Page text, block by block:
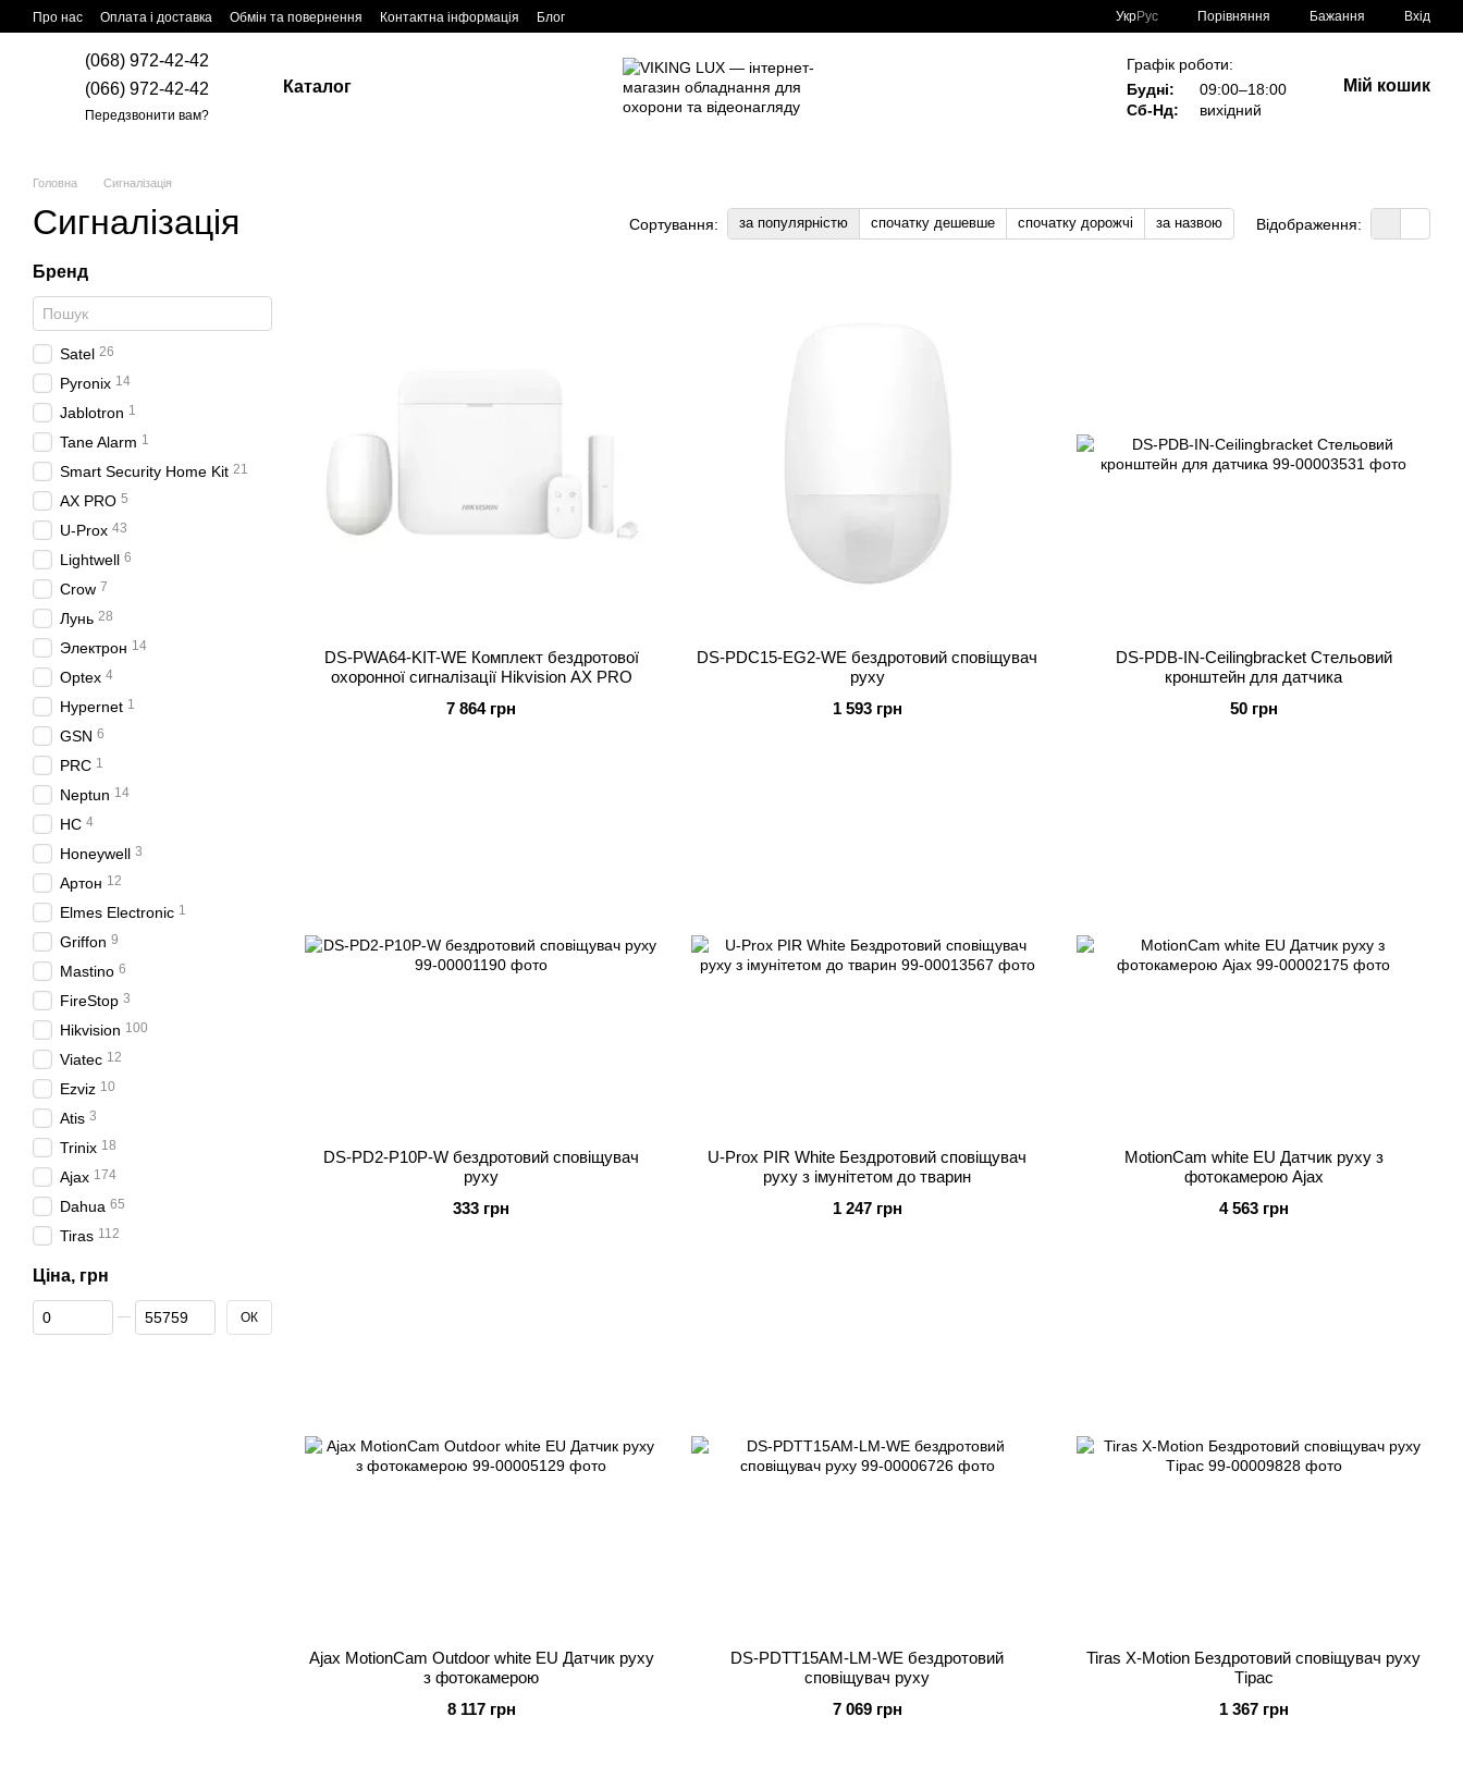
Перейти до основного контенту
Про нас Оплата і доставка Обмін та повернення Контактна інформація Блог УкрРус Порівняння Бажання Вхід
(068) 972-42-42
(066) 972-42-42
Передзвонити вам?
Каталог
Графік роботи:
Будні:
09:00–18:00
Сб-Нд:
вихідний
Мій кошик
Головна Сигналізація
Сигналізація Сортування: за популярністю спочатку дешевше спочатку дорожчі за назвою Відображення:
DS-PWA64-KIT-WE Комплект бездротової
охоронної сигналізації Hikvision AX PRO
7 864 грн
DS-PDC15-EG2-WE бездротовий сповіщувач
руху
1 593 грн
DS-PDB-IN-Ceilingbracket Стельовий
кронштейн для датчика
50 грн
DS-PD2-P10P-W бездротовий сповіщувач
руху
333 грн
U-Prox PIR White Бездротовий сповіщувач
руху з імунітетом до тварин
1 247 грн
MotionCam white EU Датчик руху з
фотокамерою Ajax
4 563 грн
Ajax MotionCam Outdoor white EU Датчик руху
з фотокамерою
8 117 грн
DS-PDTT15AM-LM-WE бездротовий
сповіщувач руху
7 069 грн
Tiras X-Motion Бездротовий сповіщувач руху
Тірас
1 367 грн
Бренд
Satel 26
Pyronix 14
Jablotron 1
Tane Alarm 1
Smart Security Home Kit 21
AX PRO 5
U-Prox 43
Lightwell 6
Crow 7
Лунь 28
Электрон 14
Optex 4
Hypernet 1
GSN 6
PRC 1
Neptun 14
НС 4
Honeywell 3
Артон 12
Elmes Electronic 1
Griffon 9
Mastino 6
FireStop 3
Hikvision 100
Viatec 12
Ezviz 10
Atis 3
Trinix 18
Ajax 174
Dahua 65
Tiras 112
Ціна, грн
Від Ціна, грн
До Ціна, грн ОК